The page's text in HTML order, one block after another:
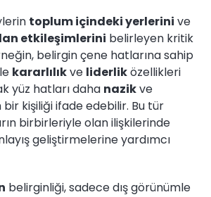
toplum içindeki yerlerini ve
etkileşimlerini belirleyen kritik
belirgin çene hatlarına sahip
kararlılıkve liderliközellikleri
yüz hatları daha nazikve
kişiliği ifade edebilir. Bu tür
birbirleriyle olan ilişkilerinde
geliştirmelerine yardımcı
belirginliği, sadece dış görünümle